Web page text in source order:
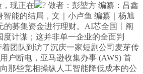
现正在
? 做者：彭堃方 编纂：吕鑫
智能的结局，文｜小卢鱼 编纂｜杨旭
的募集资金进行理财。AI芯全国丨阐
计谋；这并非单一企业的全面判
团队到访了沉庆一家短剧公司麦芽传
户断电，亚马逊收集办事 (AWS) 首
向那些竞相操纵人工智能降低成本的公